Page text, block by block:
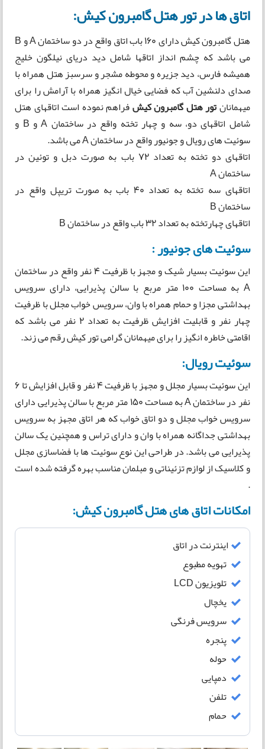
اتاق ها در تور هتل گامبرون کیش:
هتل گامبرون کیش دارای 160 باب اتاق واقع در دو ساختمان A و B
می باشد که چشم انداز اتاقها شامل دید دریای نیلگون خلیج
همیشه فارس، دید جزیره و محوطه مشجر و سرسبز هتل همراه با
صدای دلنشین آب که فضایی خیال انگیز همراه با آرامش را برای
میهمانانتور هتل گامبرون کیشفراهم نموده است اتاقهای هتل
شامل اتاقهای دو، سه و چهار تخته واقع در ساختمان A و B و
سوئیت های رویال و جونیور واقع در ساختمان A می باشد.
اتاقهای دو تخته به تعداد 72 باب به صورت دبل و توئین در
ساختمان A
اتاقهای سه تخته به تعداد 40 باب به صورت تریپل واقع در
ساختمان B
اتاقهای چهارتخته به تعداد 32 باب واقع در ساختمان B
سوئیت های جونیور :
این سوئیت بسیار شیک و مجهز با ظرفیت 4 نفر واقع در ساختمان
A به مساحت 100 متر مربع با سالن پذیرایی، دارای سرویس
بهداشتی مجزا و حمام همراه با وان، سرویس خواب مجلل با ظرفیت
چهار نفر و قابلیت افزایش ظرفیت به تعداد 2 نفر می باشد که
اقامتی خاطره انگیز را برای میهمانان گرامی تور کیش رقم می زند.
سوئیت رویال:
این سوئیت بسیار مجلل و مجهز با ظرفیت 4 نفر و قابل افزایش تا 6
نفر در ساختمان A به مساحت 150 متر مربع با سالن پذیرایی دارای
سرویس خواب مجلل و دو اتاق خواب که هر اتاق مجهز به سرویس
بهداشتی جداگانه همراه با وان و دارای تراس و همچنین یک سالن
پذیرایی می باشد. در طراحی این نوع سوئیت ها با فضاسازی مجلل
و کلاسیک از لوازم تزئیناتی و مبلمان مناسب بهره گرفته شده است
.
امکانات اتاق های هتل گامبرون کیش:
اینترنت در اتاق
تهویه مطبوع
تلویزیون LCD
یخچال
سرویس فرنگی
پنجره
حوله
دمپایی
تلفن
حمام